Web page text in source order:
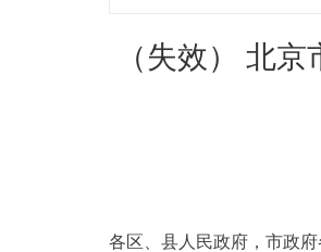
政务公开
（失效） 北
各区、县人民政府，市政